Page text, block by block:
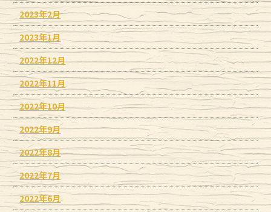
2023年2月
2023年1月
2022年12月
2022年11月
2022年10月
2022年9月
2022年8月
2022年7月
2022年6月